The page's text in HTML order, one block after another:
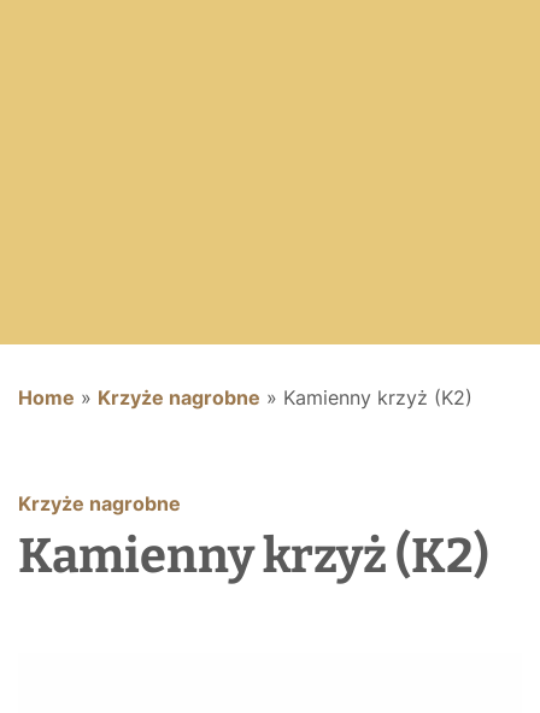
Home » Krzyże nagrobne » Kamienny krzyż (K2)
Krzyże nagrobne
Kamienny krzyż (K2)